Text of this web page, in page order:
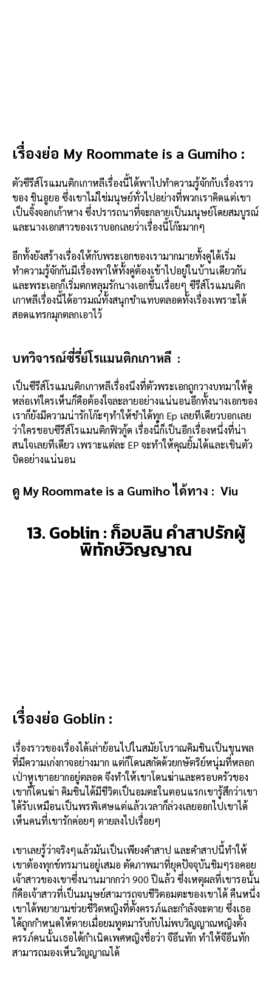
เรื่องย่อ My Roommate is a Gumiho :
ตัวซีรีส์โรแมนติกเกาหลีเรื่องนี้ได้พาไปทำความรู้จักกับเรื่องราว
ของ ชินอูยอ ซึ่งเขาไม่ใช่มนุษย์ทั่วไปอย่างที่พวกเราคิดแต่เขา
เป็นจิ้งจอกเก้าหาง ซึ่งปรารถนาที่จะกลายเป็นมนุษย์โดยสมบูรณ์
และนางเอกสาวของเราบอกเลยว่าเรื่องนี้โก๊ะมากๆ
อีกทั้งยังสร้างเรื่องให้กับพระเอกของเรามากมายทั้งคู่ได้เริ่ม
ทำความรู้จักกันมีเรื่องพาให้ทั้งคู่ต้องเข้าไปอยู่ในบ้านเดียวกัน
และพระเอกก็เริ่มตกหลุมรักนางเอกขึ้นเรื่อยๆ ซีรีส์โรแมนติก
เกาหลีเรื่องนี้ได้อารมณ์ทั้งสนุกขำแทบตลอดทั้งเรื่องเพราะได้
สอดแทรกมุกตลกเอาไว้
บทวิจารณ์ซี่รี่ย์โรแมนติกเกาหลี :
เป็นซีรีส์โรแมนติกเกาหลีเรื่องนึงที่ตัวพระเอกถูกวางบทมาให้ดู
หล่อเท่ใครเห็นก็คือต้องใจละลายอย่างแน่นอนอีกทั้งนางเอกของ
เราก็ยังมีความน่ารักโก๊ะๆทำให้ขำได้ทุก Ep เลยทีเดียวบอกเลย
ว่าใครชอบซีรีส์โรแมนติกฟิวกู้ด เรื่องนี้ก็เป็นอีกเรื่องหนึ่งที่น่า
สนใจเลยทีเดียว เพราะแต่ละ EP จะทำให้คุณยิ้มได้และเขินตัว
บิดอย่างแน่นอน
ดู My Roommate is a Gumihoได้ทาง : Viu
13. Goblin : ก็อบลิน คำสาปรักผู้
พิทักษ์วิญญาณ
เรื่องย่อ Goblin :
เรื่องราวของเรื่องได้เล่าย้อนไปในสมัยโบราณคิมชินเป็นขุนพล
ที่มีความเก่งกาจอย่างมาก แต่ก็โดนสกัดด้วยกษัตริย์หนุ่มที่หลอก
เป่าหูเขาอยากอยู่ตลอด จึงทำให้เขาโดนฆ่าและครอบครัวของ
เขาก็โดนฆ่า คิมชินได้มีชีวิตเป็นอมตะในตอนแรกเขารู้สึกว่าเขา
ได้รับเหมือนเป็นพรพิเศษแต่แล้วเวลาก็ล่วงเลยออกไปเขาได้
เห็นคนที่เขารักค่อยๆ ตายลงไปเรื่อยๆ
เขาเลยรู้ว่าจริงๆแล้วมันเป็นเพียงคำสาป และคำสาปนี้ทำให้
เขาต้องทุกข์ทรมานอยู่เสมอ ตัดภาพมาที่ยุคปัจจุบันชิมๆรอคอย
เจ้าสาวของเขาซึ่งนานมากกว่า 900 ปีแล้ว ซึ่งเหตุผลที่เขารอนั้น
ก็คือเจ้าสาวที่เป็นมนุษย์สามารถจบชีวิตอมตะของเขาได้ คืนหนึ่ง
เขาได้พยายามช่วยชีวิตหญิงที่ตั้งครรภ์และกำลังจะตาย ซึ่งเธอ
ได้ถูกกำหนดให้ตายเมื่อยมทูตมารับกับไม่พบวิญญาณหญิงตั้ง
ครรภ์คนนั้นเธอได้กำเนิดเพศหญิงชื่อว่า จีอึนทัก ทำให้จีอึนทัก
สามารถมองเห็นวิญญาณได้